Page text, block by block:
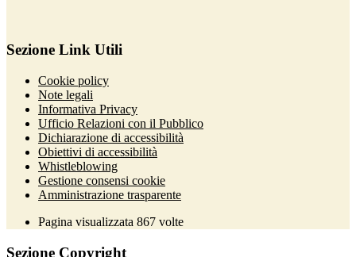
Sezione Link Utili
Cookie policy
Note legali
Informativa Privacy
Ufficio Relazioni con il Pubblico
Dichiarazione di accessibilità
Obiettivi di accessibilità
Whistleblowing
Gestione consensi cookie
Amministrazione trasparente
Pagina visualizzata 867 volte
Sezione Copyright